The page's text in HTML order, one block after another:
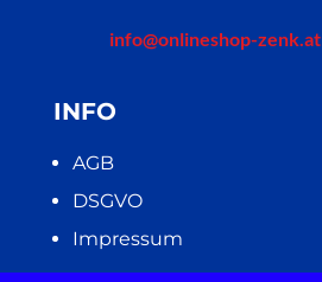
info@onlineshop-zenk.at
INFO
AGB
DSGVO
Impressum